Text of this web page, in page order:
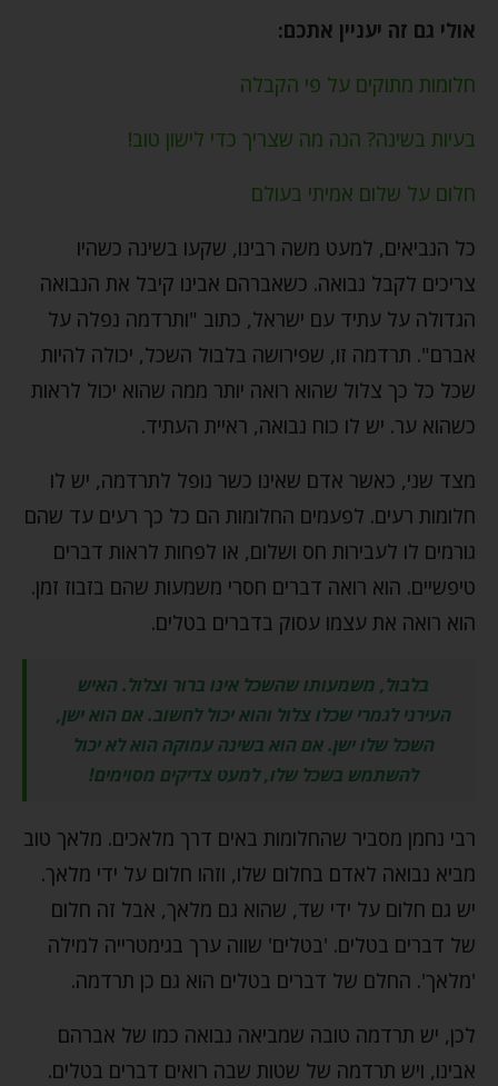
אולי גם זה יעניין אתכם:
חלומות מתוקים על פי הקבלה
בעיות בשינה? הנה מה שצריך כדי לישון טוב!
חלום על שלום אמיתי בעולם
כל הנביאים, למעט משה רבינו, שקעו בשינה כשהיו
צריכים לקבל נבואה. כשאברהם אבינו קיבל את הנבואה
הגדולה על עתיד עם ישראל, כתוב "ותרדמה נפלה על
אברם". תרדמה זו, שפירושה בלבול השכל, יכולה להיות
שכל כל כך צלול שהוא רואה יותר ממה שהוא יכול לראות
כשהוא ער. יש לו כוח נבואה, ראיית העתיד.
מצד שני, כאשר אדם שאינו כשר נופל לתרדמה, יש לו
חלומות רעים. לפעמים החלומות הם כל כך רעים עד שהם
גורמים לו לעבירות חס ושלום, או לפחות לראות דברים
טיפשיים. הוא רואה דברים חסרי משמעות שהם בזבוז זמן.
הוא רואה את עצמו עסוק בדברים בטלים.
בלבול, משמעותו שהשכל אינו ברור וצלול. האיש
העירני לגמרי שכלו צלול והוא יכול לחשוב. אם הוא ישן,
השכל שלו ישן. אם הוא בשינה עמוקה הוא לא יכול
להשתמש בשכל שלו, למעט צדיקים מסוימים!
רבי נחמן מסביר שהחלומות באים דרך מלאכים. מלאך טוב
מביא נבואה לאדם בחלום שלו, וזהו חלום על ידי מלאך.
יש גם חלום על ידי שד, שהוא גם מלאך, אבל זה חלום
של דברים בטלים. 'בטלים' שווה ערך בגימטרייה למילה
'מלאך'. החלם של דברים בטלים הוא גם כן תרדמה.
לכן, יש תרדמה טובה שמביאה נבואה כמו של אברהם
אבינו, ויש תרדמה של שטות שבה רואים דברים בטלים.